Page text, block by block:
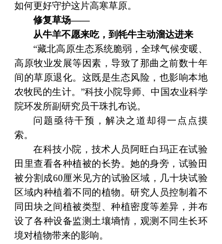
如何更好守护这片高寒草原。
修复草场——
从牛羊不愿来吃，到牦牛主动溜达进来
“藏北高原生态系统脆弱，全球气候变暖、
高原牧业发展等因素，导致了那曲之前数十年
间的草原退化。这既是生态风险，也影响本地
农牧民的生计。”科技小院导师、中国农业科学
院环发所副研究员干珠扎布说。
问题亟待干预，解决之道却得一点点摸
索。
在科技小院，技术人员阿旺白玛正在试验
田里查看各种植被的长势。她的身旁，试验田
被分割成60厘米见方的试验区域，几十块试验
区域内种植着不同的植物。研究人员控制着不
同田块之间植被类型、种植密度等差异，并布
设了各种设备监测土壤墒情，观测不同生长环
境对植物带来的影响。